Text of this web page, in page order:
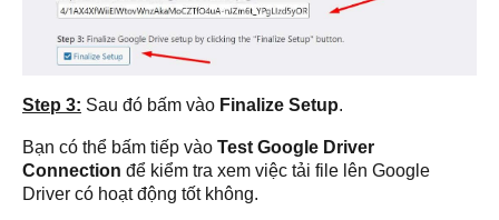
Step 3: Sau đó bấm vào Finalize Setup.
Bạn có thể bấm tiếp vào Test Google Driver
Connection để kiểm tra xem việc tải file lên Google
Driver có hoạt động tốt không.